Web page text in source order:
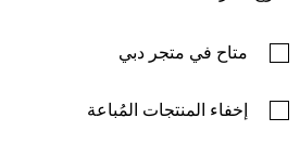
متاح في متجر دبي
إخفاء المنتجات المُباعة